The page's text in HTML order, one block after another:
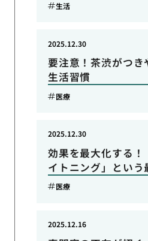
生活
要注意！茶渋がつき
生活習慣
2025.12.30
医療
効果を最大化する！
イトニング」という
2025.12.30
医療
2025.12.16